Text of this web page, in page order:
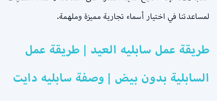
لمساعدتنا في اختيار أسماء تجارية مميزة وملهمة.
طريقة عمل سابليه العيد | طريقة عمل
السابلية بدون بيض | وصفة سابليه دايت